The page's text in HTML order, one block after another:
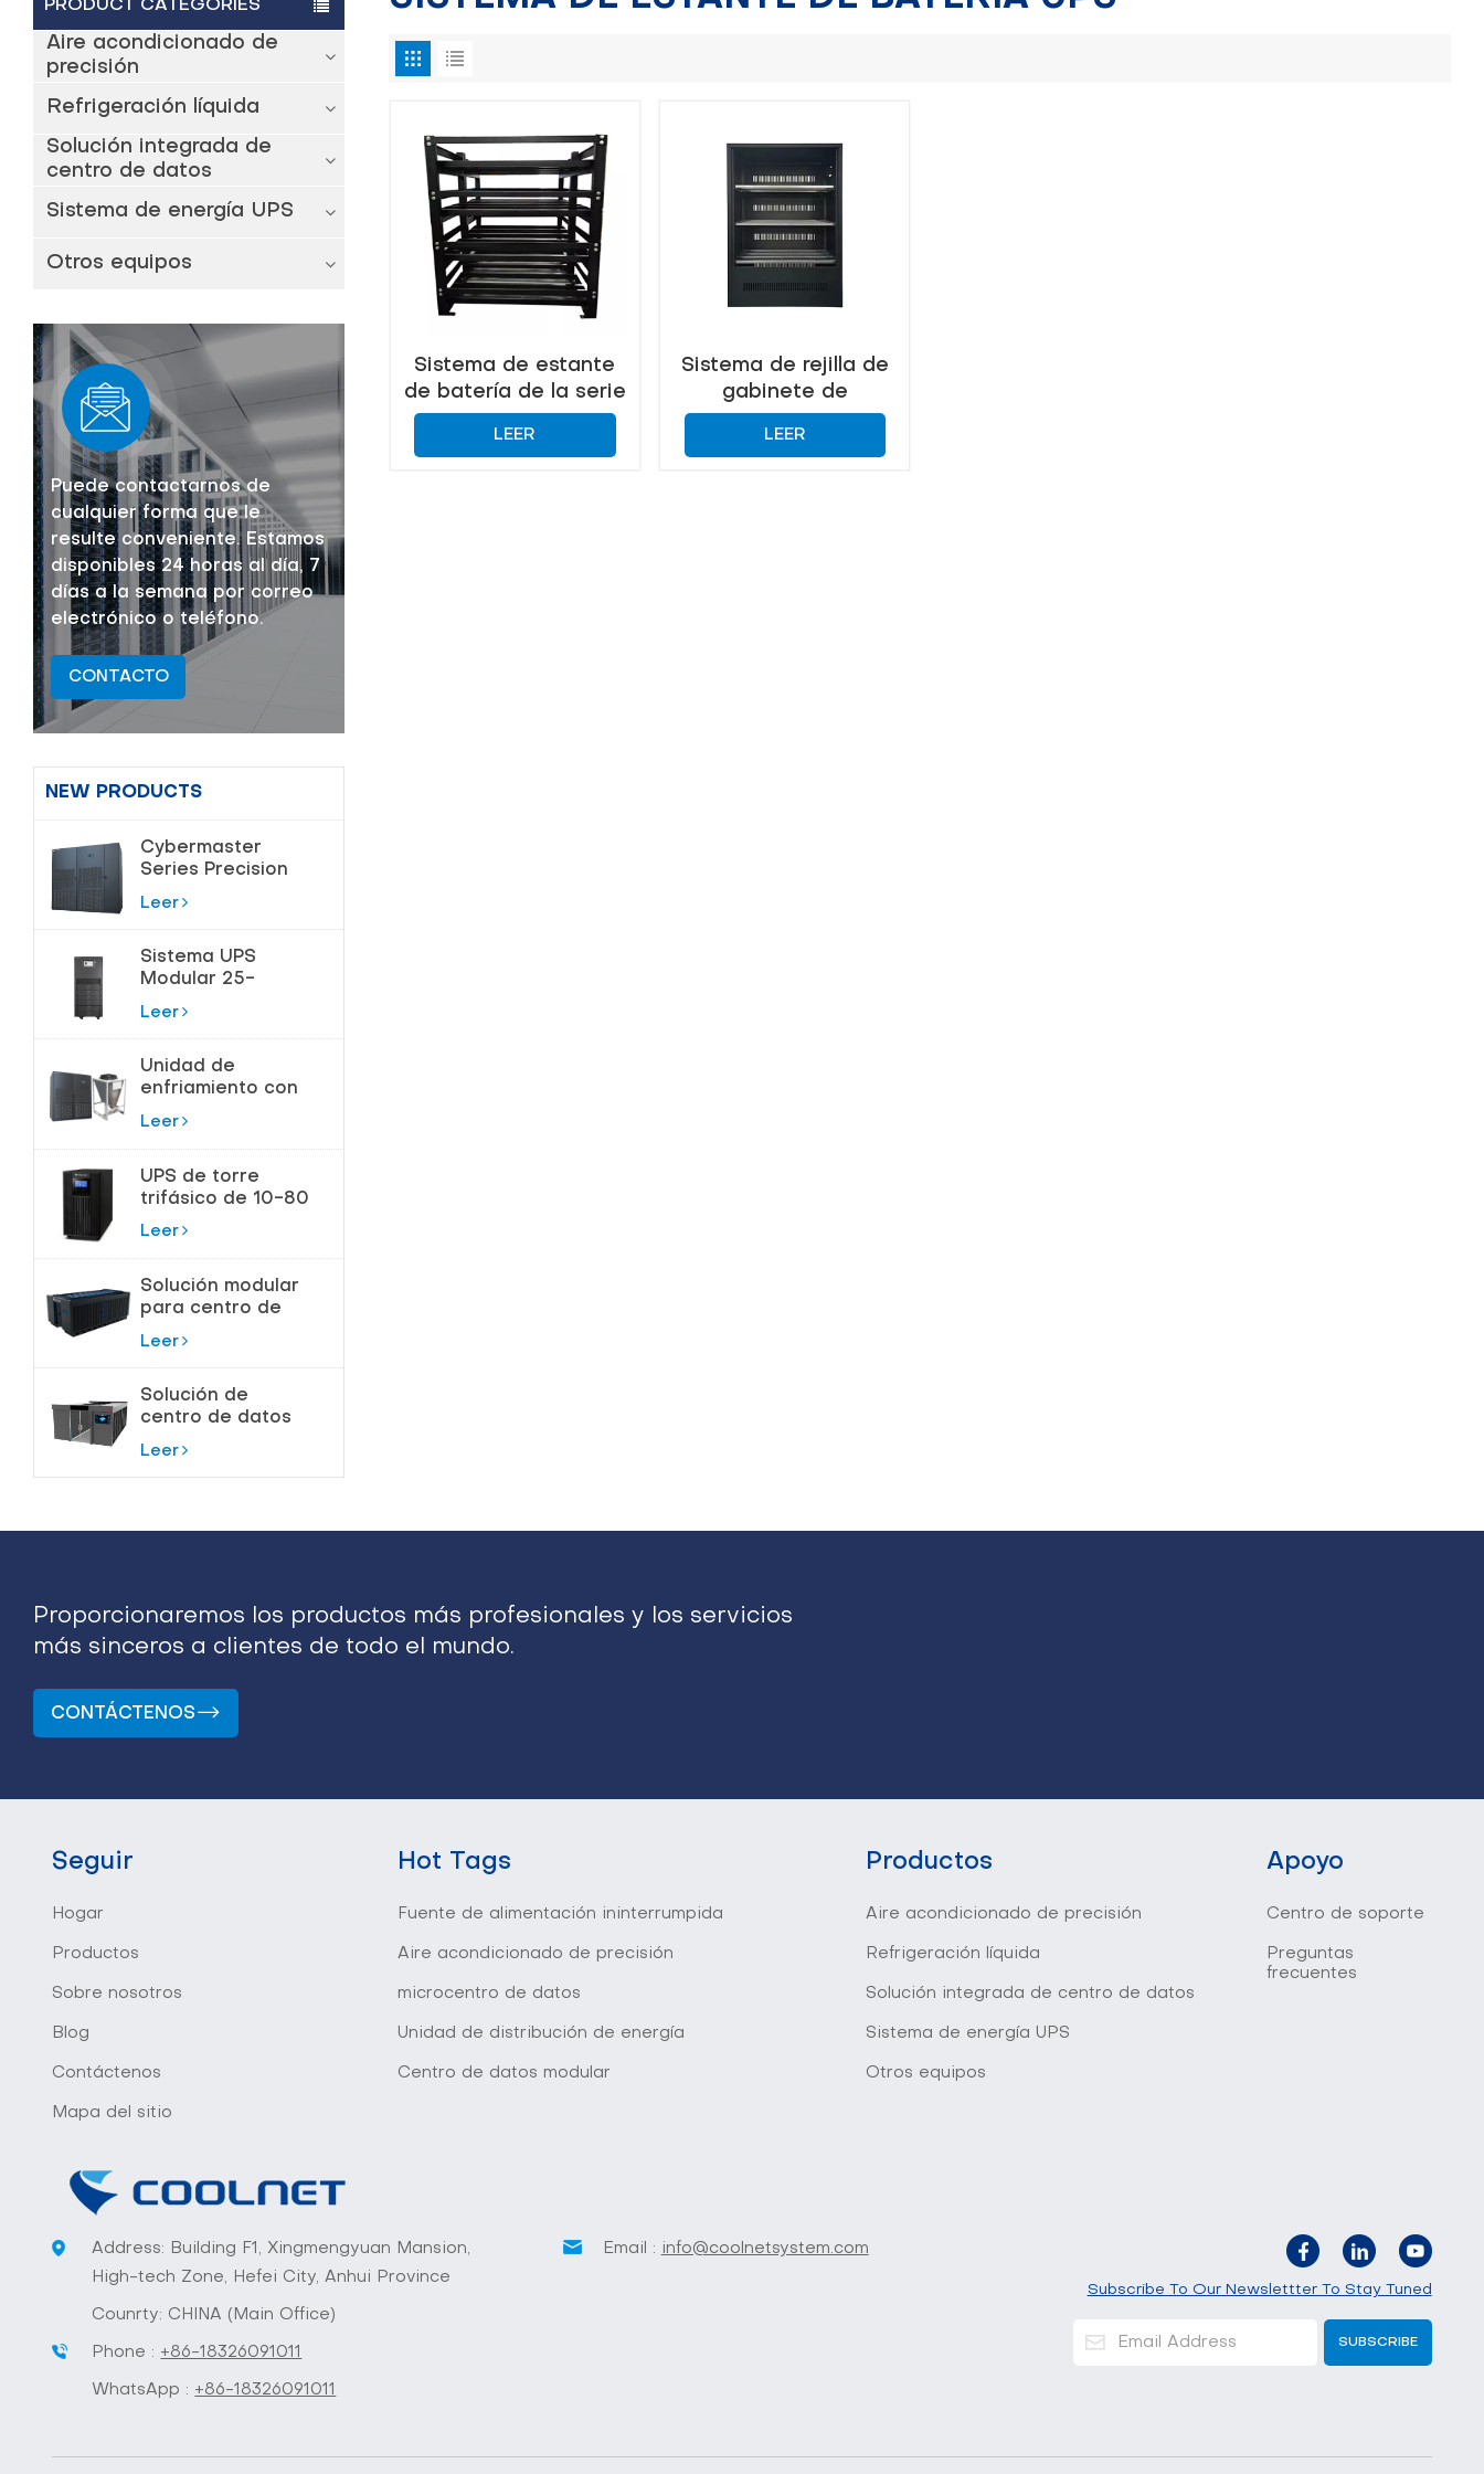
PRODUCT CATEGORIES
Aire acondicionado de
precisión
Refrigeración líquida
Solución integrada de
centro de datos
Sistema de energía UPS
Otros equipos
Puede contactarnos de
cualquier forma que le
resulte conveniente. Estamos
disponibles 24 horas al día, 7
días a la semana por correo
electrónico o teléfono.
CONTACTO
NEW PRODUCTS
Cybermaster
Series Precision
Air
Leer
Sistema UPS
Modular 25-
180kVA para
Leer
Unidad de
enfriamiento con
bomba de flúor
temperatura de
precisión
Leer
UPS de torre
trifásico de 10-80
KVA para
alta potencia
Leer
Solución modular
para centro de
datos de sala de
Leer
Solución de
centro de datos
modular
Leer
Sistema de estante
de batería de la serie
CN-ES
LEER
Sistema de rejilla de
gabinete de
almacenamiento de
batería de respaldo
LEER
Proporcionaremos los productos más profesionales y los servicios
más sinceros a clientes de todo el mundo.
CONTÁCTENOS
Seguir
Hogar
Productos
Sobre nosotros
Blog
Contáctenos
Mapa del sitio
Hot Tags
Fuente de alimentación ininterrumpida
Aire acondicionado de precisión
microcentro de datos
Unidad de distribución de energía
Centro de datos modular
Productos
Aire acondicionado de precisión
Refrigeración líquida
Solución integrada de centro de datos
Sistema de energía UPS
Otros equipos
Apoyo
Centro de soporte
Preguntas
frecuentes
Address: Building F1, Xingmengyuan Mansion,
High-tech Zone, Hefei City, Anhui Province
Counrty: CHINA (Main Office)
Phone : +86-18326091011
WhatsApp : +86-18326091011
Email : info@coolnetsystem.com
Subscribe To Our Newslettter To Stay Tuned